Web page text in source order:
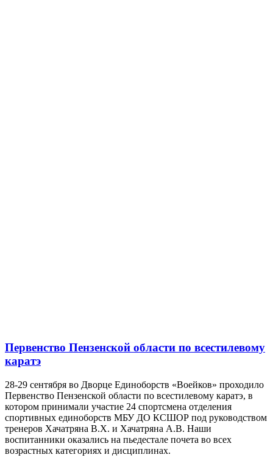
Первенство Пензенской области по всестилевому
каратэ
28-29 сентября во Дворце Единоборств «Воейков» проходило
Первенство Пензенской области по всестилевому каратэ, в
котором принимали участие 24 спортсмена отделения
спортивных единоборств МБУ ДО КСШОР под руководством
тренеров Хачатряна В.Х. и Хачатряна А.В. Наши
воспитанники оказались на пьедестале почета во всех
возрастных категориях и дисциплинах.